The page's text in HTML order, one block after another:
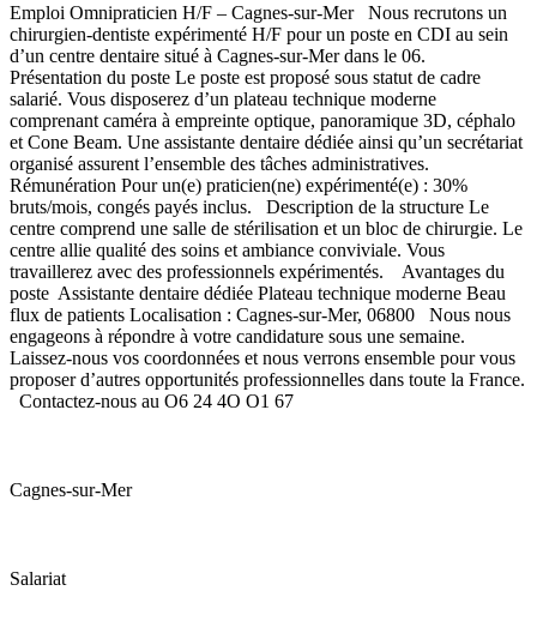
Emploi Omnipraticien H/F – Cagnes-sur-Mer Nous recrutons un
chirurgien-dentiste expérimenté H/F pour un poste en CDI au sein
d’un centre dentaire situé à Cagnes-sur-Mer dans le 06.
Présentation du poste Le poste est proposé sous statut de cadre
salarié. Vous disposerez d’un plateau technique moderne
comprenant caméra à empreinte optique, panoramique 3D, céphalo
et Cone Beam. Une assistante dentaire dédiée ainsi qu’un secrétariat
organisé assurent l’ensemble des tâches administratives.
Rémunération Pour un(e) praticien(ne) expérimenté(e) : 30%
bruts/mois, congés payés inclus. Description de la structure Le
centre comprend une salle de stérilisation et un bloc de chirurgie. Le
centre allie qualité des soins et ambiance conviviale. Vous
travaillerez avec des professionnels expérimentés. Avantages du
poste Assistante dentaire dédiée Plateau technique moderne Beau
flux de patients Localisation : Cagnes-sur-Mer, 06800 Nous nous
engageons à répondre à votre candidature sous une semaine.
Laissez-nous vos coordonnées et nous verrons ensemble pour vous
proposer d’autres opportunités professionnelles dans toute la France.
Contactez-nous au O6 24 4O O1 67
Cagnes-sur-Mer
Salariat